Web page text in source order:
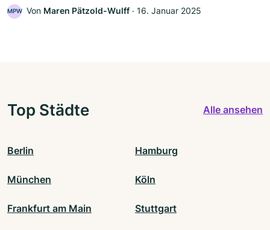
MPW Von Maren Pätzold-Wulff ‧ 16. Januar 2025
Top Städte Alle ansehen
Berlin Hamburg
München Köln
Frankfurt am Main Stuttgart